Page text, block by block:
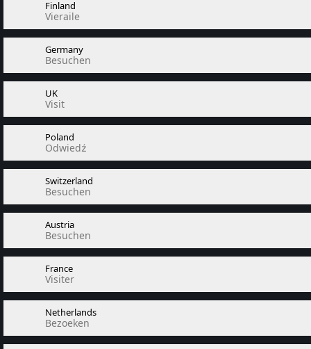
Finland
Vieraile
Germany
Besuchen
UK
Visit
Poland
Odwiedź
Switzerland
Besuchen
Austria
Besuchen
France
Visiter
Netherlands
Bezoeken